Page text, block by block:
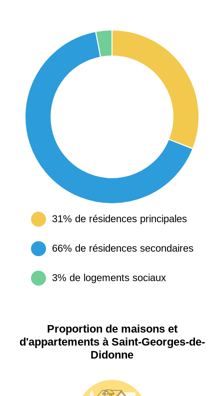
31% de résidences principales
66% de résidences secondaires
3% de logements sociaux
Proportion de maisons et
d'appartements à Saint-Georges-de-
Didonne